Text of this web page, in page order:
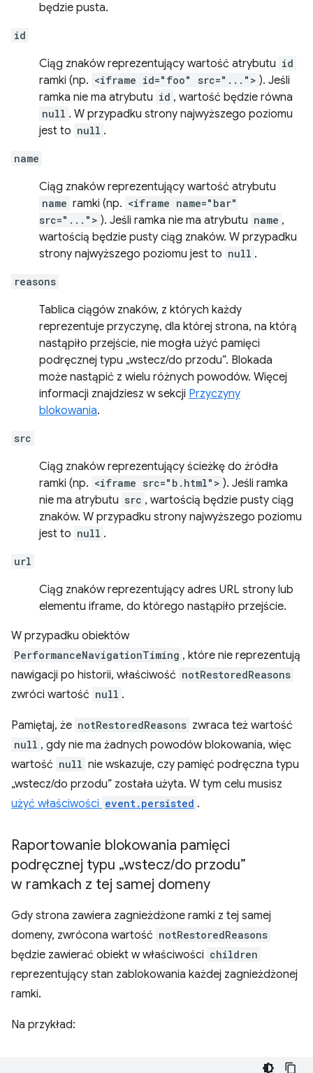
będzie pusta.
id
Ciąg znaków reprezentujący wartość atrybutu id
ramki (np. <iframe id="foo" src="..."> ). Jeśli
ramka nie ma atrybutu id , wartość będzie równa
null . W przypadku strony najwyższego poziomu
jest to null .
name
Ciąg znaków reprezentujący wartość atrybutu
name ramki (np. <iframe name="bar"
src="..."> ). Jeśli ramka nie ma atrybutu name ,
wartością będzie pusty ciąg znaków. W przypadku
strony najwyższego poziomu jest to null .
reasons
Tablica ciągów znaków, z których każdy
reprezentuje przyczynę, dla której strona, na którą
nastąpiło przejście, nie mogła użyć pamięci
podręcznej typu „wstecz/do przodu”. Blokada
może nastąpić z wielu różnych powodów. Więcej
informacji znajdziesz w sekcji Przyczyny
blokowania.
src
Ciąg znaków reprezentujący ścieżkę do źródła
ramki (np. <iframe src="b.html"> ). Jeśli ramka
nie ma atrybutu src , wartością będzie pusty ciąg
znaków. W przypadku strony najwyższego poziomu
jest to null .
url
Ciąg znaków reprezentujący adres URL strony lub
elementu iframe, do którego nastąpiło przejście.
W przypadku obiektów
PerformanceNavigationTiming , które nie reprezentują
nawigacji po historii, właściwość notRestoredReasons
zwróci wartość null .
Pamiętaj, że notRestoredReasons zwraca też wartość
null , gdy nie ma żadnych powodów blokowania, więc
wartość null nie wskazuje, czy pamięć podręczna typu
„wstecz/do przodu” została użyta. W tym celu musisz
użyć właściwości event.persisted .
Raportowanie blokowania pamięci
podręcznej typu „wstecz/do przodu”
w ramkach z tej samej domeny
Gdy strona zawiera zagnieżdżone ramki z tej samej
domeny, zwrócona wartość notRestoredReasons
będzie zawierać obiekt w właściwości children
reprezentujący stan zablokowania każdej zagnieżdżonej
ramki.
Na przykład: